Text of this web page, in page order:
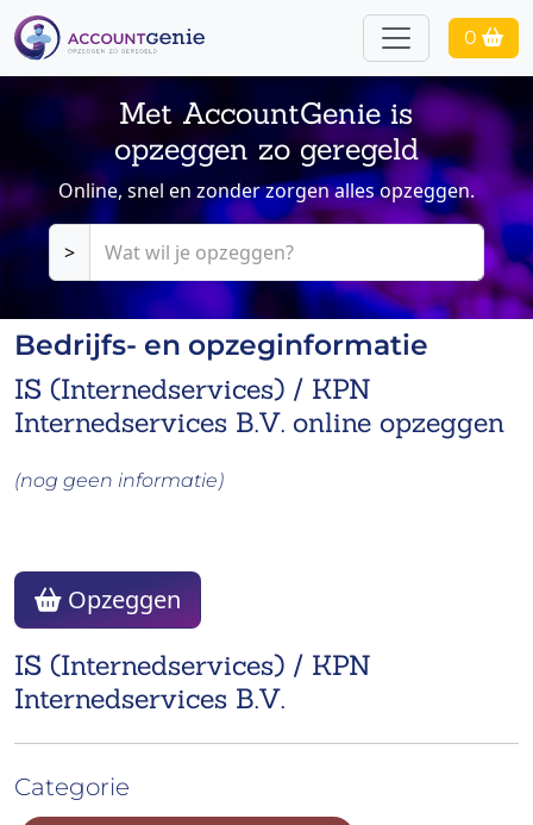
0
Met AccountGenie is
opzeggen zo geregeld
Online, snel en zonder zorgen alles opzeggen.
>
Bedrijfs- en opzeginformatie
IS (Internedservices) / KPN
Internedservices B.V. online opzeggen
(nog geen informatie)
IS (Internedservices) / KPN
Internedservices B.V.
Opzeggen
Categorie